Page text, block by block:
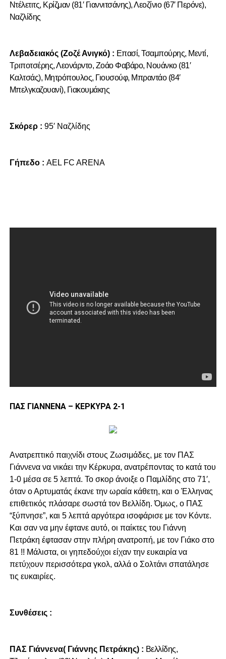
Ντέλετιτς, Κρίζμαν (81′ Γιαννιτσάνης), Λεοζίνιο (67′ Περόνε),
Ναζλίδης
Λεβαδειακός (Ζοζέ Ανιγκό) : Επασί, Τσαμπούρης, Μεντί,
Τριποτσέρης, Λεονάρντο, Ζοάο Φαβάρο, Νουάνκο (81′
Καλτσάς), Μητρόπουλος, Γιουσούφ, Μπραντάο (84′
Μπελγκαζουανί), Γιακουμάκης
Σκόρερ : 95′ Ναζλίδης
Γήπεδο : AEL FC ARENA
ΠΑΣ ΓΙΑΝΝΕΝΑ – ΚΕΡΚΥΡΑ 2-1
Ανατρεπτικό παιχνίδι στους Ζωσιμάδες, με τον ΠΑΣ
Γιάννενα να νικάει την Κέρκυρα, ανατρέποντας το κατά του
1-0 μέσα σε 5 λεπτά. Το σκορ άνοιξε ο Παμλίδης στο 71′,
όταν ο Αρτυματάς έκανε την ωραία κάθετη, και ο Έλληνας
επιθετικός πλάσαρε σωστά τον Βελλίδη. Όμως, ο ΠΑΣ
“ξύπνησε”, και 5 λεπτά αργότερα ισοφάρισε με τον Κόντε.
Και σαν να μην έφτανε αυτό, οι παίκτες του Γιάννη
Πετράκη έφτασαν στην πλήρη ανατροπή, με τον Γιάκο στο
81 !! Μάλιστα, οι γηπεδούχοι είχαν την ευκαιρία να
πετύχουν περισσότερα γκολ, αλλά ο Σολτάνι σπατάλησε
τις ευκαιρίες.
Συνθέσεις :
ΠΑΣ Γιάννενα( Γιάννης Πετράκης) : Βελλίδης,